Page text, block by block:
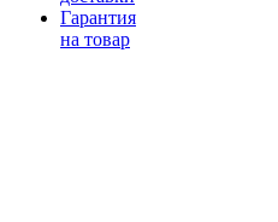
Гарантия
на товар